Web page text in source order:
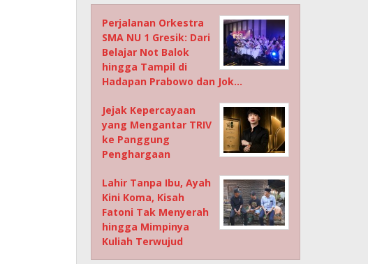
Perjalanan Orkestra
SMA NU 1 Gresik: Dari
Belajar Not Balok
hingga Tampil di
Hadapan Prabowo dan Jok…
Jejak Kepercayaan
yang Mengantar TRIV
ke Panggung
Penghargaan
Lahir Tanpa Ibu, Ayah
Kini Koma, Kisah
Fatoni Tak Menyerah
hingga Mimpinya
Kuliah Terwujud